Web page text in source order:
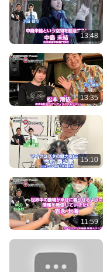
13:48
13:35
15:10
11:59